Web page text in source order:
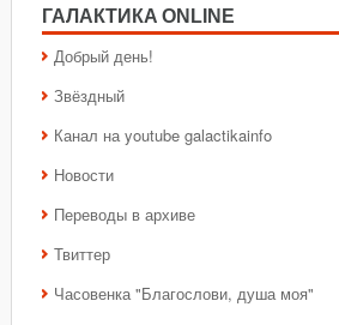
ГАЛАКТИКA ONLINE
Добрый день!
Звёздный
Канал на youtube galactikainfo
Новости
Переводы в архиве
Твиттер
Часовенка "Благослови, душа моя"